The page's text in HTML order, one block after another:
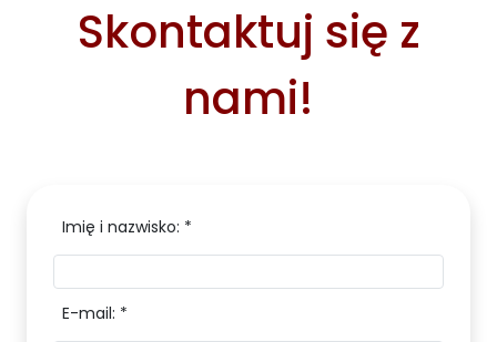
Skontaktuj się z
nami!
Imię i nazwisko: *
E-mail: *